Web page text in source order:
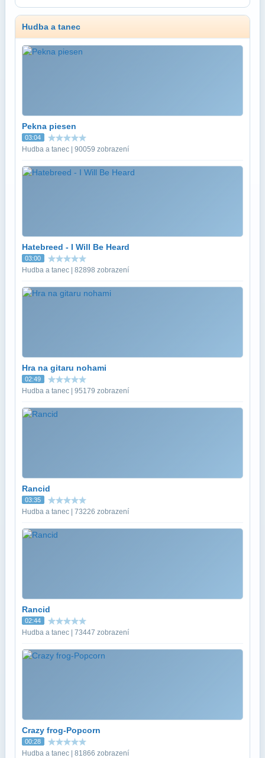
Hudba a tanec
Pekna piesen
03:04
Hudba a tanec | 90059 zobrazení
Hatebreed - I Will Be Heard
03:00
Hudba a tanec | 82898 zobrazení
Hra na gitaru nohami
02:49
Hudba a tanec | 95179 zobrazení
Rancid
03:35
Hudba a tanec | 73226 zobrazení
Rancid
02:44
Hudba a tanec | 73447 zobrazení
Crazy frog-Popcorn
00:28
Hudba a tanec | 81866 zobrazení